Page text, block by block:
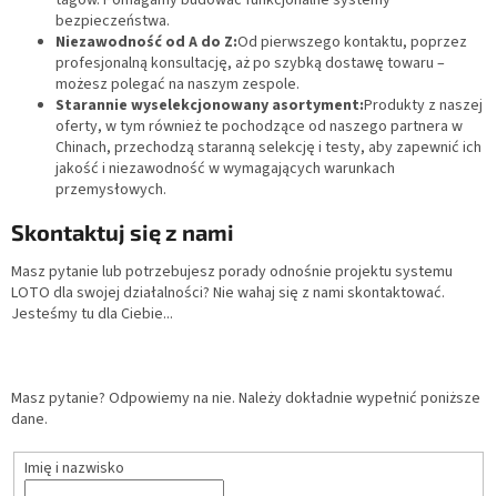
bezpieczeństwa.
Niezawodność od A do Z:Od pierwszego kontaktu, poprzez
profesjonalną konsultację, aż po szybką dostawę towaru –
możesz polegać na naszym zespole.
Starannie wyselekcjonowany asortyment:Produkty z naszej
oferty, w tym również te pochodzące od naszego partnera w
Chinach, przechodzą staranną selekcję i testy, aby zapewnić ich
jakość i niezawodność w wymagających warunkach
przemysłowych.
Skontaktuj się z nami
Masz pytanie lub potrzebujesz porady odnośnie projektu systemu
LOTO dla swojej działalności? Nie wahaj się z nami skontaktować.
Jesteśmy tu dla Ciebie...
Masz pytanie? Odpowiemy na nie. Należy dokładnie wypełnić poniższe
dane.
Imię i nazwisko